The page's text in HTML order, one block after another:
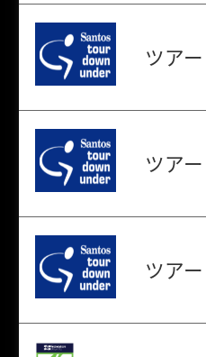
ツア
ツア
ツア